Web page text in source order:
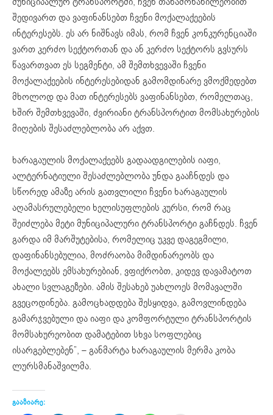
შედივართ და ვაფინანსებთ ჩვენი მოქალაქეების
ინტერესებს. ეს არ ნიშნავს იმას, რომ ჩვენ კონკურენციაში
ვართ კერძო სექტორთან და ან კერძო სექტორს გვსურს
წავართვათ ეს სეგმენტი, ამ შემთხვევაში ჩვენი
მოქალაქეების ინტერესებიდან გამომდინარე ვმოქმედებთ
მხოლოდ და მათ ინტერესებს ვაფინანსებთ, რომელთაც,
ხშირ შემთხვევაში, ძვირიანი ტრანსპორტით მომსახურების
მიღების შესაძლებლობა არ აქვთ.
ხარაგაულის მოქალაქეებს გადაადგილების იაფი,
ალტერნატიული შესაძლებლობა უნდა გააჩნდეს და
სწორედ ამაზე არის გათვლილი ჩვენი ხარაგაულის
აღამასრულებელი ხელისუფლების კურსი, რომ რაც
შეიძლება მეტი მუნიციპალური ტრანსპორტი გაჩნდეს. ჩვენ
გარდა იმ მარშუტებისა, რომელიც უკვე დაგეგმილი,
დაფინანსებულია, მოძრაობა მიმდინარეობს და
მოქალეებს ემსახურებიან, ვფიქრობთ, კიდევ დავამატოთ
ახალი სვლაგეზები. ამის შესახებ უახლოეს მომავალში
გვეცოდინება. გამოცხადდება შესყიდვა, გამოვლინდება
გამარჯვებული და იაფი და კომფორტული ტრანსპორტის
მომსახურეობით დამატებით სხვა სოფლებიც
ისარგებლებენ”, – განმარტა ხარაგაულის მერმა კობა
ლურსმანაშვილმა.
გააზიარე: